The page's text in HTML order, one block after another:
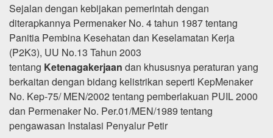
Sejalan dengan kebijakan pemerintah dengan
diterapkannya Permenaker No. 4 tahun 1987 tentang
Panitia Pembina Kesehatan dan Keselamatan Kerja
(P2K3), UU No.13 Tahun 2003
tentang Ketenagakerjaan dan khususnya peraturan yang
berkaitan dengan bidang kelistrikan seperti KepMenaker
No. Kep-75/ MEN/2002 tentang pemberlakuan PUIL 2000
dan Permenaker No. Per.01/MEN/1989 tentang
pengawasan Instalasi Penyalur Petir